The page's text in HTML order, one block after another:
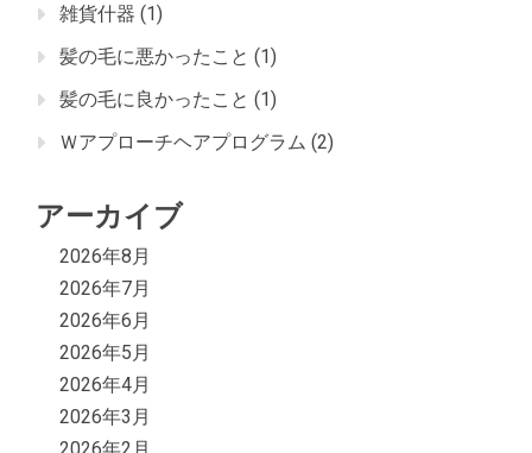
雑貨什器 (1)
髪の毛に悪かったこと (1)
髪の毛に良かったこと (1)
Ｗアプローチヘアプログラム (2)
アーカイブ
2026年8月
2026年7月
2026年6月
2026年5月
2026年4月
2026年3月